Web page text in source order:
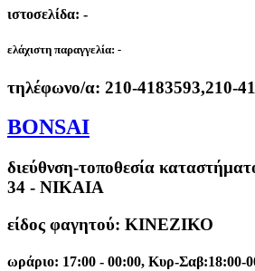
ιστοσελίδα: -
ελάχιστη παραγγελία: -
τηλέφωνο/α: 210-4183593,210-
BONSAI
διεύθνση-τοποθεσία
34 - ΝΙΚΑΙΑ
είδος φαγητού: ΚΙΝΕΖΙΚΟ
ωράριο: 17:00 - 00:00, Κυρ-Σαβ:18:00-